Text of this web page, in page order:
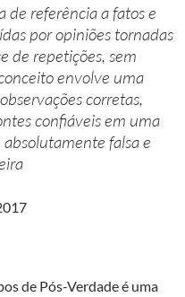
de referência a fatos e
por opiniões tornadas
de repetições, sem
envolve uma
corretas,
confiáveis em uma
falsa e
de Pós-Verdade é uma